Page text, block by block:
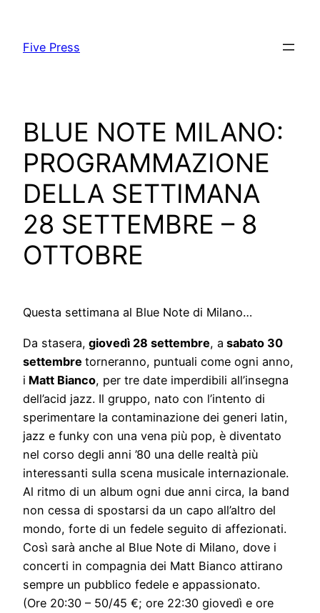
content
Five Press
BLUE NOTE MILANO:
PROGRAMMAZIONE
DELLA SETTIMANA
28 SETTEMBRE – 8
OTTOBRE
Questa settimana al Blue Note di Milano…
Da stasera, giovedì 28 settembre, a sabato 30
settembre torneranno, puntuali come ogni anno,
i Matt Bianco, per tre date imperdibili all’insegna
dell’acid jazz. Il gruppo, nato con l’intento di
sperimentare la contaminazione dei generi latin,
jazz e funky con una vena più pop, è diventato
nel corso degli anni ’80 una delle realtà più
interessanti sulla scena musicale internazionale.
Al ritmo di un album ogni due anni circa, la band
non cessa di spostarsi da un capo all’altro del
mondo, forte di un fedele seguito di affezionati.
Così sarà anche al Blue Note di Milano, dove i
concerti in compagnia dei Matt Bianco attirano
sempre un pubblico fedele e appassionato.
(Ore 20:30 – 50/45 €; ore 22:30 giovedì e ore